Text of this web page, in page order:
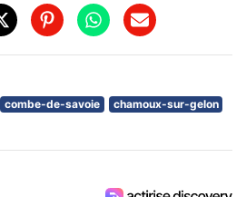
combe-de-savoie
chamoux-sur-gelon